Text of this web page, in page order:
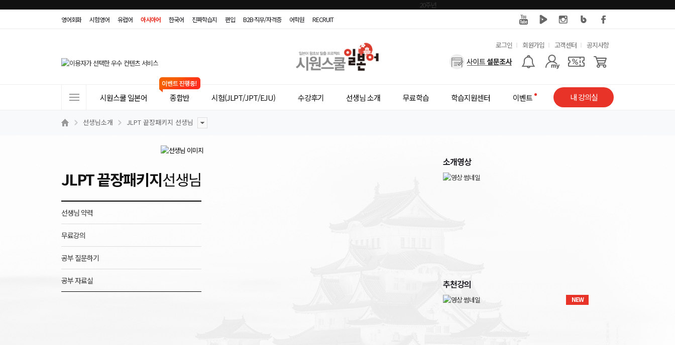
영어회화 시험영어 유럽어 아시아어 한국어 진짜학습지 편입 B2B·직무/자격증 어학원 RECRUIT
유
용
로그인 회원가입 고객센터 공지사항
사
메
트
시원스쿨 일본어 종합반 시험(JLPT/JPT/EJU) 수강후기 선생님 소개 무료학습 학습지원센터 이벤트 내 강의실
선생님소개 JLPT 끝장패키지 선생님
JLPT 끝장패키지선생님
선생님 약력
무료강의
공부 질문하기
공부 자료실
소개영상
추천강의
NEW